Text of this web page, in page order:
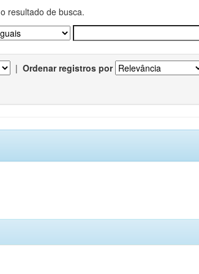
resultado de busca.
| Ordenar registros por